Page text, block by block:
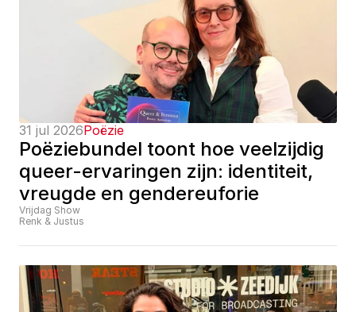
31 jul 2026Poëzie
Poëziebundel toont hoe veelzijdig
queer-ervaringen zijn: identiteit,
vreugde en gendereuforie
Vrijdag Show
Renk & Justus